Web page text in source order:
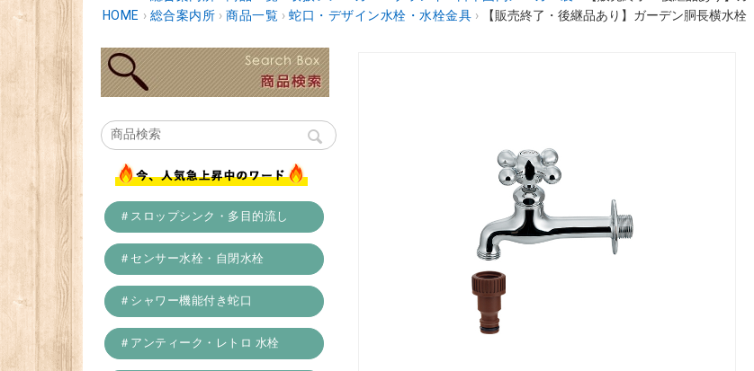
HOME › 総合案内所 › 商品一覧 › 蛇口・デザイン水栓・水栓金具 › 【販売終了・後継品あり】ガーデン胴長横水栓
＃スロップシンク・多目的流し
＃センサー水栓・自閉水栓
＃シャワー機能付き蛇口
＃アンティーク・レトロ 水栓